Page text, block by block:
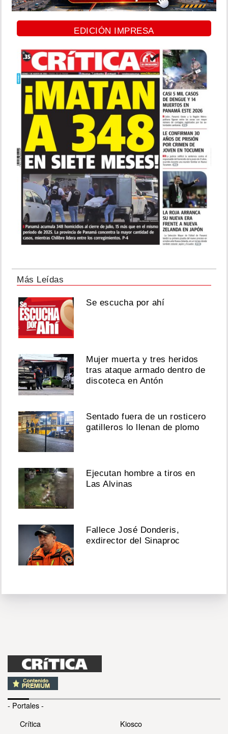
EDICIÓN IMPRESA
Más Leídas
Se escucha por ahí
Mujer muerta y tres heridos
tras ataque armado dentro de
discoteca en Antón
Sentado fuera de un rosticero
gatilleros lo llenan de plomo
Ejecutan hombre a tiros en
Las Alvinas
Fallece José Donderis,
exdirector del Sinaproc
- Portales -
Crítica
Kiosco